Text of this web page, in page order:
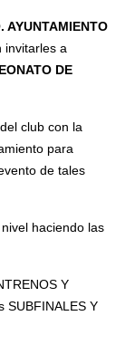
AYUNTAMIENTO
invitarles a
DE
club con la
para
de tales
haciendo las
Y
SUBFINALES Y